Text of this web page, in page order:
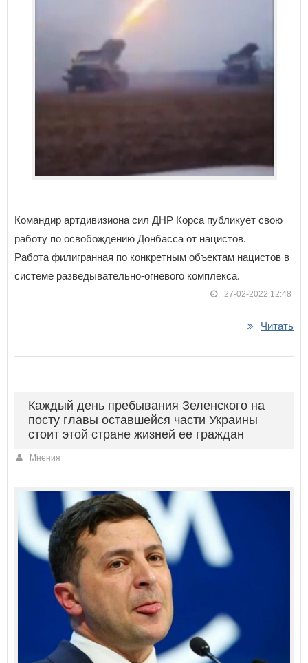
Командир артдивизиона сил ДНР Корса публикует свою
работу по освобождению Донбасса от нацистов.
Работа филигранная по конкретным объектам нацистов в
системе разведывательно-огневого комплекса.
27-02-2022 12:48
Читать
Каждый день пребывания Зеленского на
посту главы оставшейся части Украины
стоит этой стране жизней ее граждан
Мнения